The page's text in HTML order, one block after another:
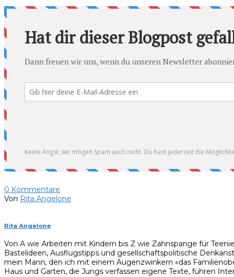
0 Kommentare
Von Rita Angelone
Rita Angelone
Von A wie Arbeiten mit Kindern bis Z wie Zahnspange für
Bastelideen, Ausflugstipps und gesellschaftspolitische
mein Mann, den ich mit einem Augenzwinkern «das
Haus und Garten, die Jungs verfassen eigene Texte, führen